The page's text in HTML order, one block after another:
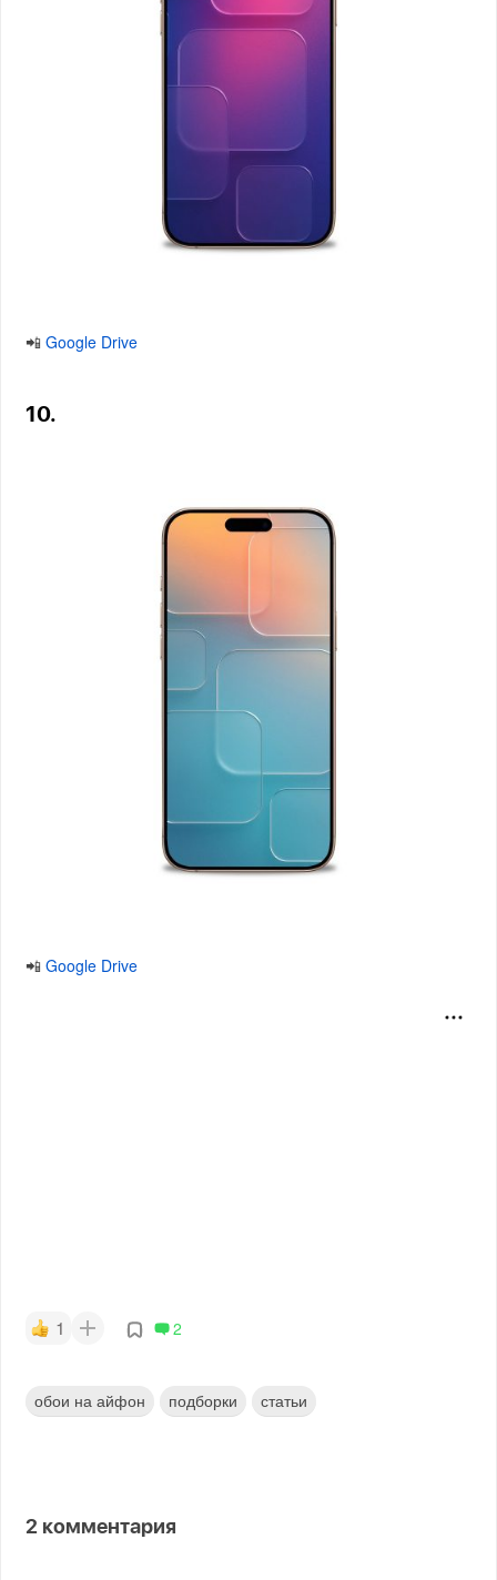
📲Google Drive
10.
📲Google Drive
1 2
обои на айфон подборки статьи
2 комментария